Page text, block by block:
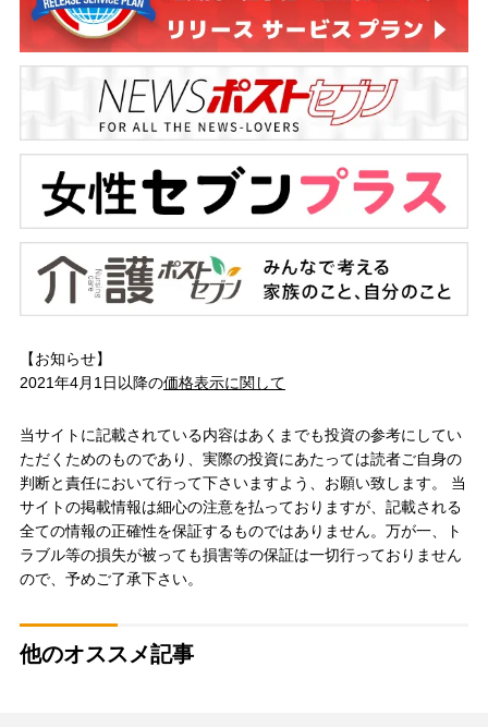
【お知らせ】
2021年4月1日以降の価格表示に関して
当サイトに記載されている内容はあくまでも投資の参考にしてい
ただくためのものであり、実際の投資にあたっては読者ご自身の
判断と責任において行って下さいますよう、お願い致します。 当
サイトの掲載情報は細心の注意を払っておりますが、記載される
全ての情報の正確性を保証するものではありません。万が一、ト
ラブル等の損失が被っても損害等の保証は一切行っておりません
ので、予めご了承下さい。
他のオススメ記事